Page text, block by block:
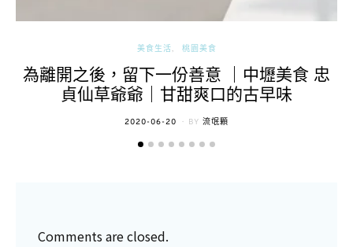
美食生活 桃園美食
為離開之後，留下一份善意 ｜中壢美食 忠
貞仙草爺爺｜甘甜爽口的古早味
POSTED
2020-06-20 BY 流氓顆
Comments are closed.